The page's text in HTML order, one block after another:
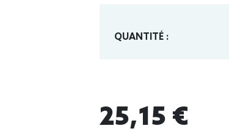
QUANTITÉ :
25,15 €